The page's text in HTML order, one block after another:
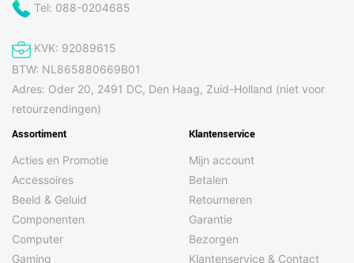
Tel: 088-0204685
KVK: 92089615
BTW: NL865880669B01
Adres: Oder 20, 2491 DC, Den Haag, Zuid-Holland (niet voor
retourzendingen)
Assortiment
Acties en Promotie
Accessoires
Beeld & Geluid
Componenten
Computer
Gaming
Klantenservice
Mijn account
Betalen
Retourneren
Garantie
Bezorgen
Klantenservice & Contact